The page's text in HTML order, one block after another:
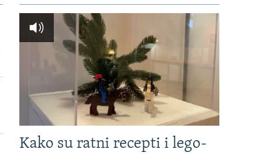
Kako su ratni recepti i lego-